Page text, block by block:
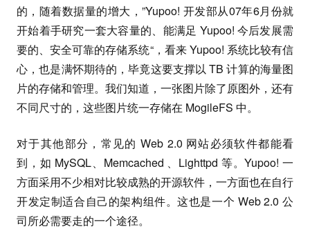
的，随着数据量的增大，”Yupoo! 开发部从07年6月份就
开始着手研究一套大容量的、能满足 Yupoo! 今后发展需
要的、安全可靠的存储系统“，看来 Yupoo! 系统比较有信
心，也是满怀期待的，毕竟这要支撑以 TB 计算的海量图
片的存储和管理。我们知道，一张图片除了原图外，还有
不同尺寸的，这些图片统一存储在 MogileFS 中。
对于其他部分，常见的 Web 2.0 网站必须软件都能看
到，如 MySQL、Memcached 、Lighttpd 等。Yupoo! 一
方面采用不少相对比较成熟的开源软件，一方面也在自行
开发定制适合自己的架构组件。这也是一个 Web 2.0 公
司所必需要走的一个途径。